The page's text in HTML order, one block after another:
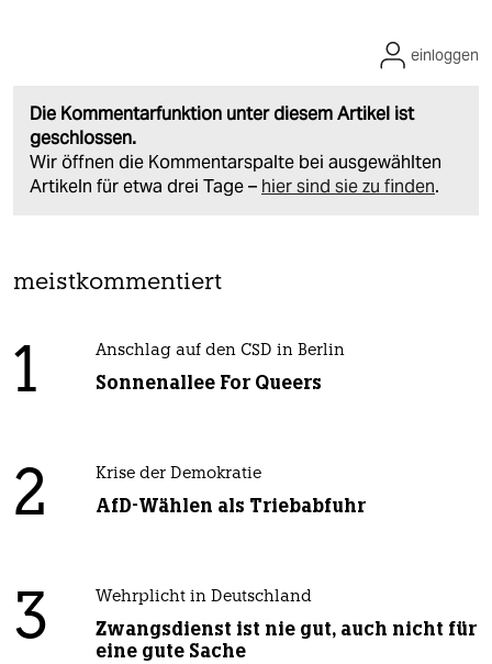
Die Kommentarfunktion unter diesem Artikel ist
geschlossen.
Wir öffnen die Kommentarspalte bei ausgewählten
Artikeln für etwa drei Tage – hier sind sie zu finden.
einloggen
meistkommentiert
1 Anschlag auf den CSD in Berlin
Sonnenallee For Queers
2 Krise der Demokratie
AfD-Wählen als Triebabfuhr
3 Wehrplicht in Deutschland
Zwangsdienst ist nie gut, auch nicht für
eine gute Sache